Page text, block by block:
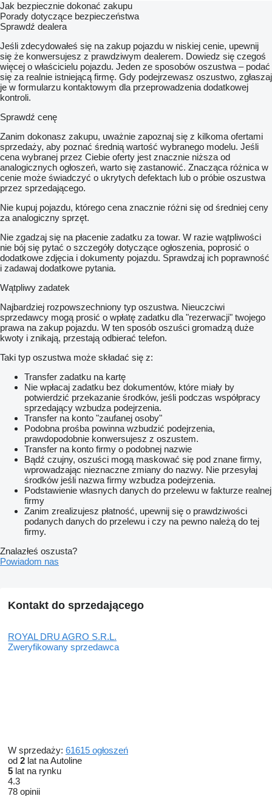
Jak bezpiecznie dokonać zakupu
Porady dotyczące bezpieczeństwa
Sprawdź dealera
Jeśli zdecydowałeś się na zakup pojazdu w niskiej cenie, upewnij
się że konwersujesz z prawdziwym dealerem. Dowiedz się czegoś
więcej o właścicielu pojazdu. Jeden ze sposobów oszustwa – podać
się za realnie istniejącą firmę. Gdy podejrzewasz oszustwo, zgłaszaj
je w formularzu kontaktowym dla przeprowadzenia dodatkowej
kontroli.
Sprawdź cenę
Zanim dokonasz zakupu, uważnie zapoznaj się z kilkoma ofertami
sprzedaży, aby poznać średnią wartość wybranego modelu. Jeśli
cena wybranej przez Ciebie oferty jest znacznie niższa od
analogicznych ogłoszeń, warto się zastanowić. Znacząca różnica w
cenie może świadczyć o ukrytych defektach lub o próbie oszustwa
przez sprzedającego.
Nie kupuj pojazdu, którego cena znacznie różni się od średniej ceny
za analogiczny sprzęt.
Nie zgadzaj się na płacenie zadatku za towar. W razie wątpliwości
nie bój się pytać o szczegóły dotyczące ogłoszenia, poprosić o
dodatkowe zdjęcia i dokumenty pojazdu. Sprawdzaj ich poprawność
i zadawaj dodatkowe pytania.
Wątpliwy zadatek
Najbardziej rozpowszechniony typ oszustwa. Nieuczciwi
sprzedawcy mogą prosić o wpłatę zadatku dla "rezerwacji" twojego
prawa na zakup pojazdu. W ten sposób oszuści gromadzą duże
kwoty i znikają, przestają odbierać telefon.
Taki typ oszustwa może składać się z:
Transfer zadatku na kartę
Nie wpłacaj zadatku bez dokumentów, które miały by
potwierdzić przekazanie środków, jeśli podczas współpracy
sprzedający wzbudza podejrzenia.
Transfer na konto "zaufanej osoby"
Podobna prośba powinna wzbudzić podejrzenia,
prawdopodobnie konwersujesz z oszustem.
Transfer na konto firmy o podobnej nazwie
Bądź czujny, oszuści mogą maskować się pod znane firmy,
wprowadzając nieznaczne zmiany do nazwy. Nie przesyłaj
środków jeśli nazwa firmy wzbudza podejrzenia.
Podstawienie własnych danych do przelewu w fakturze realnej
firmy
Zanim zrealizujesz płatność, upewnij się o prawdziwości
podanych danych do przelewu i czy na pewno należą do tej
firmy.
Znalazłeś oszusta?
Powiadom nas
Kontakt do sprzedającego
ROYAL DRU AGRO S.R.L.
Zweryfikowany sprzedawca
W sprzedaży: 61615 ogłoszeń
od 2 lat na Autoline
5 lat na rynku
4.3
78 opinii